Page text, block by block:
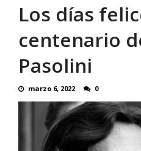
Los días
centenario
Pasolini
marzo 6, 2022 0